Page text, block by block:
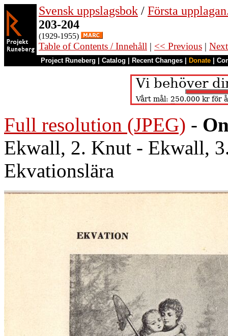
Svensk uppslagsbok / Första
203-204
(1929-1955)
Table of Contents / Innehåll | << Previous |
Project Runeberg Catalog Recent Changes Donate
Full resolution (JPEG) -
Ekwall, 2. Knut - Ekwall,
Ekvationslära